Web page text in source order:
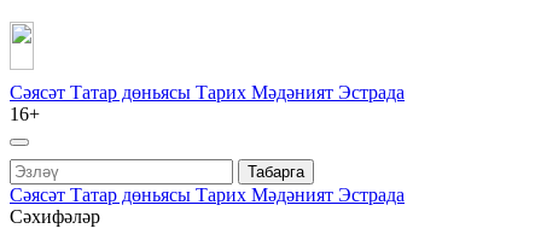
Сәясәт Татар дөньясы Тарих Мәдәният Эстрада
16+
Табарга
Сәясәт Татар дөньясы Тарих Мәдәният Эстрада
Сәхифәләр